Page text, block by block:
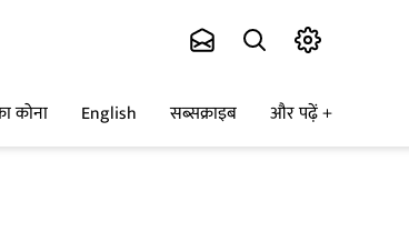
कोना English सब्सक्राइब और पढ़ें